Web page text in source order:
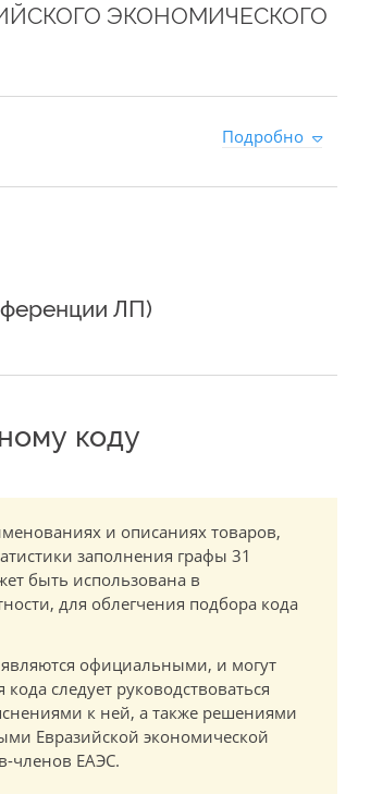
ЭКОНОМИЧЕСКОГО
Подробно
ЛП)
коду
и описаниях товаров,
заполнения графы 31
быть использована в
для облегчения подбора кода
официальными, и могут
следует руководствоваться
к ней, а также решениями
Евразийской экономической
членов ЕАЭС.